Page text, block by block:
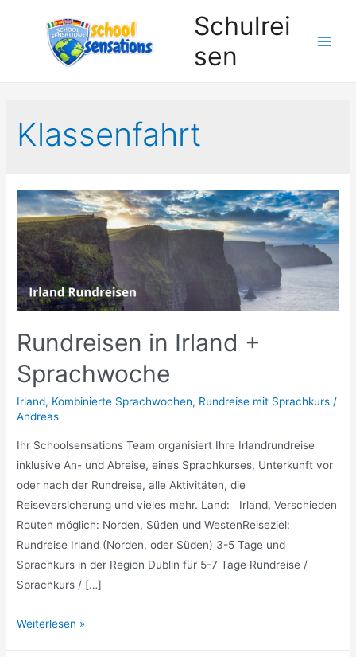
Schulrei
sen
Klassenfahrt
Rundreisen in Irland +
Sprachwoche
Irland, Kombinierte Sprachwochen, Rundreise mit Sprachkurs /
Andreas
Ihr Schoolsensations Team organisiert Ihre Irlandrundreise
inklusive An- und Abreise, eines Sprachkurses, Unterkunft vor
oder nach der Rundreise, alle Aktivitäten, die
Reiseversicherung und vieles mehr. Land: Irland, Verschieden
Routen möglich: Norden, Süden und WestenReiseziel:
Rundreise Irland (Norden, oder Süden) 3-5 Tage und
Sprachkurs in der Region Dublin für 5-7 Tage Rundreise /
Sprachkurs / […]
Rundreisen
Weiterlesen »